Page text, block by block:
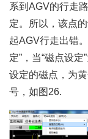
系到AGV的行走
定。所以，该点
起AGV行走出错
定”，当“磁点设
设定的磁点，为
号，如图26.